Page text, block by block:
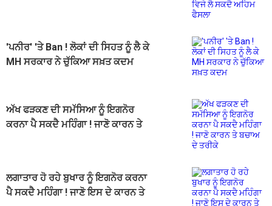
'ਪਨੀਰ' 'ਤੇ Ban ! ਲੋਕਾਂ ਦੀ ਸਿਹਤ ਨੂੰ ਲੈ ਕੇ
MH ਸਰਕਾਰ ਨੇ ਚੁੱਕਿਆ ਸਖ਼ਤ ਕਦਮ
ਅੱਖ ਫੜਕਣ ਦੀ ਸਮੱਸਿਆ ਨੂੰ ਇਗਨੋਰ
ਕਰਨਾ ਪੈ ਸਕਦੈ ਮਹਿੰਗਾ ! ਜਾਣੋ ਕਾਰਨ ਤੇ
ਲਗਾਤਾਰ ਹੋ ਰਹੇ ਬੁਖਾਰ ਨੂੰ ਇਗਨੋਰ ਕਰਨਾ
ਪੈ ਸਕਦੈ ਮਹਿੰਗਾ ! ਜਾਣੋ ਇਸ ਦੇ ਕਾਰਨ ਤੇ